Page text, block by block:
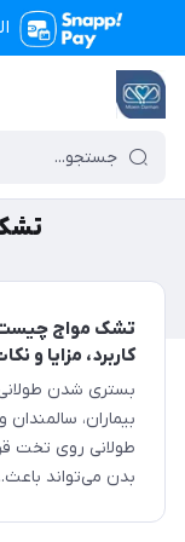
تجهیزات پزشکی معین
تشک مواج
کاربرد، مزایا و
بستری شدن
بیماران،
طولانی روی تخت
بدن می‌تواند